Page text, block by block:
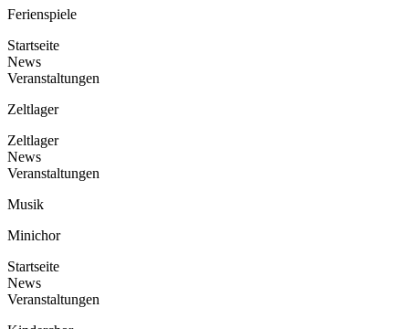
Ferienspiele
Startseite
News
Veranstaltungen
Zeltlager
Zeltlager
News
Veranstaltungen
Musik
Minichor
Startseite
News
Veranstaltungen